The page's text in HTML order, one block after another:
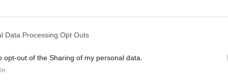
Data Processing Opt Outs
opt-out of the Sharing of my personal data.